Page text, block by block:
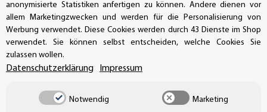
Vertrag widerrufen
anonymisierte Statistiken anfertigen zu können. Andere dienen vor
allem Marketingzwecken und werden für die Personalisierung von
Werbung verwendet. Diese Cookies werden durch 43 Dienste im Shop
verwendet. Sie können selbst entscheiden, welche Cookies Sie
zulassen wollen.
Datenschutzerklärung Impressum
Notwendig Marketing